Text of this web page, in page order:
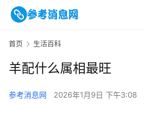
首页 生活百科
羊配什么属相最旺
参考消息网 2026年1月9日 下午3:08